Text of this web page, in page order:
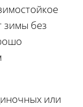
зимы без
или